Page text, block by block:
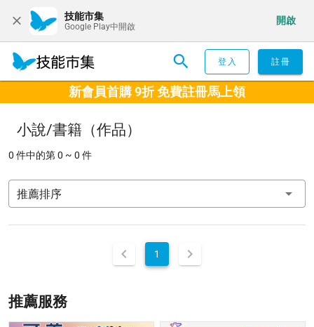
技能市集
Google Play中開啟
開啟
登入 註冊
新會員首購 9折 免費註冊馬上領
小說/書籍（作品）
0 件中的第 0 ~ 0 件
推薦排序
1
推薦服務